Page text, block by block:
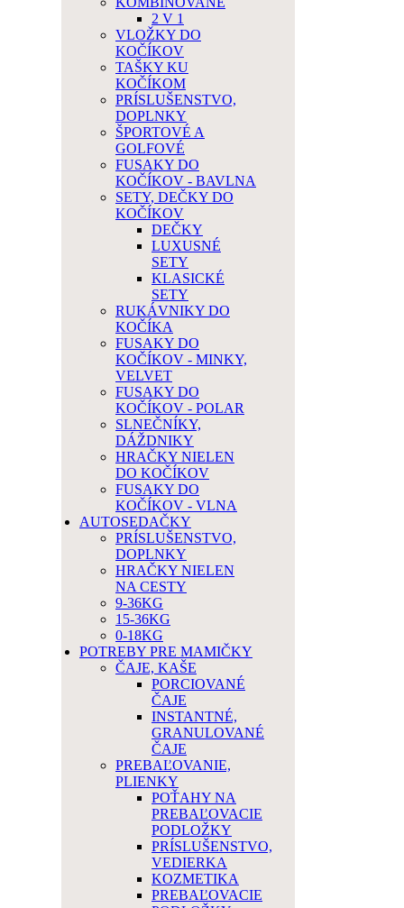
2 V 1
VLOŽKY DO
KOČÍKOV
TAŠKY KU
KOČÍKOM
PRÍSLUŠENSTVO,
DOPLNKY
ŠPORTOVÉ A
GOLFOVÉ
FUSAKY DO
KOČÍKOV - BAVLNA
SETY, DEČKY DO
KOČÍKOV
DEČKY
LUXUSNÉ
SETY
KLASICKÉ
SETY
RUKÁVNIKY DO
KOČÍKA
FUSAKY DO
KOČÍKOV - MINKY,
VELVET
FUSAKY DO
KOČÍKOV - POLAR
SLNEČNÍKY,
DÁŽDNIKY
HRAČKY NIELEN
DO KOČÍKOV
FUSAKY DO
KOČÍKOV - VLNA
AUTOSEDAČKY
PRÍSLUŠENSTVO,
DOPLNKY
HRAČKY NIELEN
NA CESTY
9-36KG
15-36KG
0-18KG
POTREBY PRE MAMIČKY
ČAJE, KAŠE
PORCIOVANÉ
ČAJE
INSTANTNÉ,
GRANULOVANÉ
ČAJE
PREBAĽOVANIE,
PLIENKY
POŤAHY NA
PREBAĽOVACIE
PODLOŽKY
PRÍSLUŠENSTVO,
VEDIERKA
KOZMETIKA
PREBAĽOVACIE